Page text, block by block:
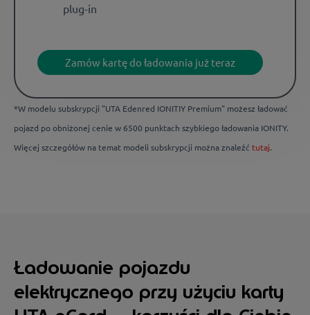
plug-in
Zamów kartę do ładowania już teraz
*W modelu subskrypcji "UTA Edenred IONITIY Premium" możesz ładować
pojazd po obniżonej cenie w 6500 punktach szybkiego ładowania IONITY.
Więcej szczegółów na temat modeli subskrypcji można znaleźć tutaj.
Ładowanie pojazdu
elektrycznego przy użyciu karty